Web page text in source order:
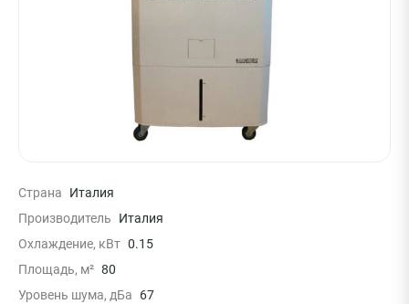
Страна
Италия
Производитель
Италия
Охлаждение, кВт 0.15
Площадь, м² 80
Уровень шума, дБа
67